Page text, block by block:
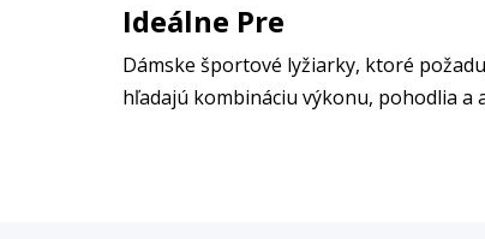
Ideálne Pre
Dámske športové lyžiarky, ktoré
hľadajú kombináciu výkonu, pohodlia